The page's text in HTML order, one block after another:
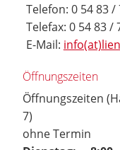
Telefon: 0 54 83 /
Telefax: 0 54 83 /
E-Mail:
Öffnungszeiten
Öffnungszeiten
7)
ohne Termin